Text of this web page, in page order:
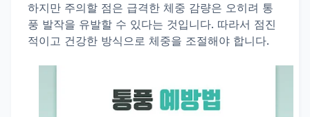
하지만 주의할 점은 급격한 체중 감량은 오히려 통
풍 발작을 유발할 수 있다는 것입니다. 따라서 점진
적이고 건강한 방식으로 체중을 조절해야 합니다.